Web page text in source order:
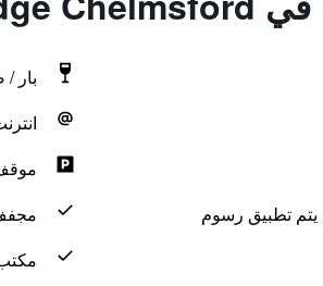
بار /
يتم تطبيق رسوم
مكتب